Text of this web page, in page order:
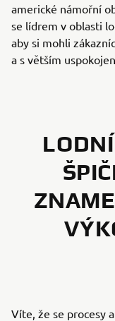
americké námořní
se lídrem v oblasti
aby si mohli
a s větším
Víte, že se procesy